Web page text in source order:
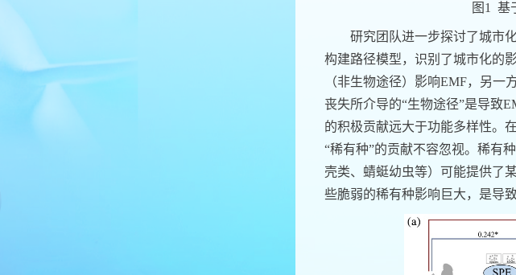
图 1 基
研究团队进一步探讨了城市
构建路径模型，识别了城市化的
（非生物途径）影响EMF，另一
丧失所介导的“生物途径”是导致
的积极贡献远大于功能多样性。
“稀有种”的贡献不容忽视。 稀有
壳类、蜻蜓幼虫等）可能提供了
些脆弱的稀有种影响 巨大，是导